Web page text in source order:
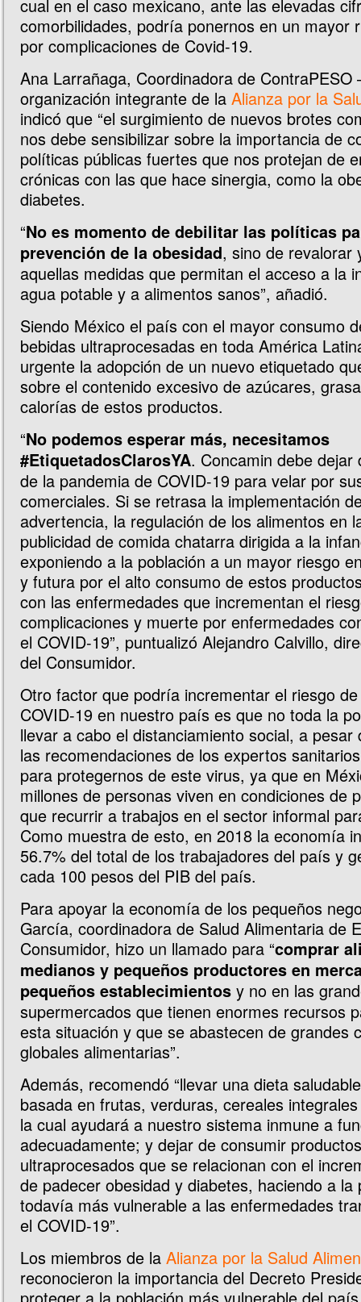
cual en el caso mexicano, ante las elevadas
comorbilidades, podría ponernos en un mayor
por complicaciones de Covid-19.
Ana Larrañaga, Coordinadora de
organización integrante de la Alianza por la
indicó que “el surgimiento de nuevos brotes
nos debe sensibilizar sobre la importancia de
políticas públicas fuertes que nos protejan de
crónicas con las que hace sinergia, como la
diabetes.
“No es momento de debilitar las políticas
prevención de la obesidad, sino de revalorar
aquellas medidas que permitan el acceso a la
agua potable y a alimentos sanos”, añadió.
Siendo México el país con el mayor consumo
bebidas ultraprocesadas en toda América
urgente la adopción de un nuevo etiquetado
sobre el contenido excesivo de azúcares,
calorías de estos productos.
“No podemos esperar más, necesitamos
#EtiquetadosClarosYA. Concamin debe dejar
de la pandemia de COVID-19 para velar por
comerciales. Si se retrasa la implementación
advertencia, la regulación de los alimentos en
publicidad de comida chatarra dirigida a la
exponiendo a la población a un mayor riesgo
y futura por el alto consumo de estos
con las enfermedades que incrementan el
complicaciones y muerte por enfermedades
el COVID-19”, puntualizó Alejandro Calvillo,
del Consumidor.
Otro factor que podría incrementar el riesgo
COVID-19 en nuestro país es que no toda la
llevar a cabo el distanciamiento social, a pesar
las recomendaciones de los expertos
para protegernos de este virus, ya que en
millones de personas viven en condiciones de
que recurrir a trabajos en el sector informal
Como muestra de esto, en 2018 la economía
56.7% del total de los trabajadores del país y
cada 100 pesos del PIB del país.
Para apoyar la economía de los pequeños
García, coordinadora de Salud Alimentaria de
Consumidor, hizo un llamado para “comprar
medianos y pequeños productores en
pequeños establecimientos y no en las
supermercados que tienen enormes recursos
esta situación y que se abastecen de grandes
globales alimentarias”.
Además, recomendó “llevar una dieta
basada en frutas, verduras, cereales
la cual ayudará a nuestro sistema inmune a
adecuadamente; y dejar de consumir productos
ultraprocesados que se relacionan con el
de padecer obesidad y diabetes, haciendo a la
todavía más vulnerable a las enfermedades
el COVID-19”.
Los miembros de la Alianza por la Salud
reconocieron la importancia del Decreto